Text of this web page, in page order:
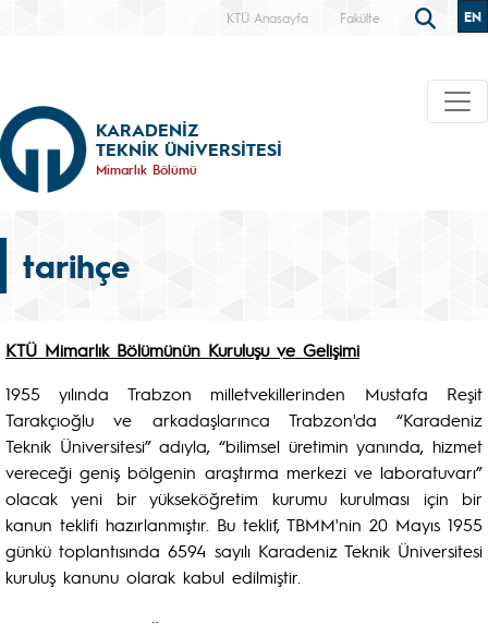
KTÜ Anasayfa Fakülte EN
KARADENİZ
TEKNİK ÜNİVERSİTESİ
Mimarlık Bölümü
tarihçe
KTÜ Mimarlık Bölümünün Kuruluşu ve Gelişimi
1955 yılında Trabzon milletvekillerinden Mustafa Reşit
Tarakçıoğlu ve arkadaşlarınca Trabzon'da “Karadeniz
Teknik Üniversitesi” adıyla, “bilimsel üretimin yanında, hizmet
vereceği geniş bölgenin araştırma merkezi ve laboratuvarı”
olacak yeni bir yükseköğretim kurumu kurulması için bir
kanun teklifi hazırlanmıştır. Bu teklif, TBMM'nin 20 Mayıs 1955
günkü toplantısında 6594 sayılı Karadeniz Teknik Üniversitesi
kuruluş kanunu olarak kabul edilmiştir.